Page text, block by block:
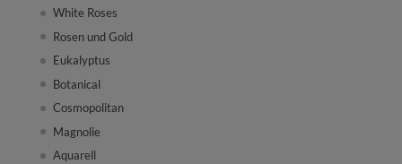
White Roses
Rosen und Gold
Eukalyptus
Botanical
Cosmopolitan
Magnolie
Aquarell